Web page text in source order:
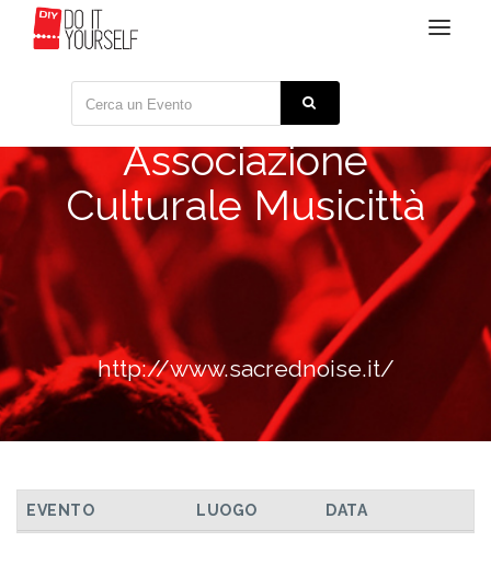
Toggle
Associazione
Culturale Musicittà
http://www.sacrednoise.it/
TUTTI GLI EVENTI
EVENTO LUOGO DATA